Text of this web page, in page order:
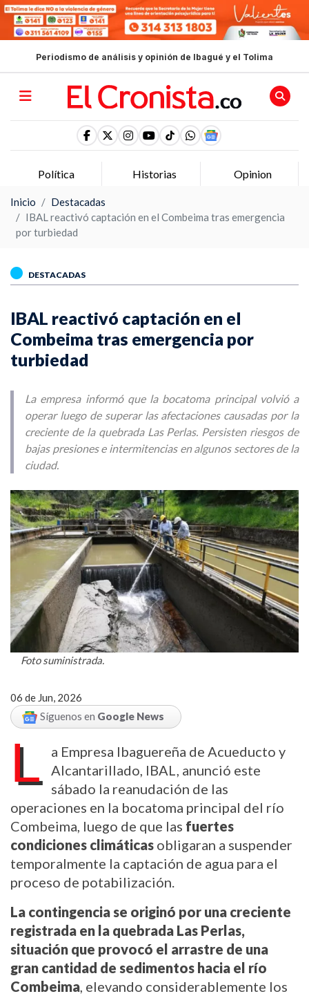
Periodismo de análisis y opinión de Ibagué y el Tolima
Política Historias Opinion
Inicio
Destacadas
IBAL reactivó captación en el Combeima tras emergencia
por turbiedad
DESTACADAS
IBAL reactivó captación en el
Combeima tras emergencia por
turbiedad
La empresa informó que la bocatoma principal volvió a
operar luego de superar las afectaciones causadas por la
creciente de la quebrada Las Perlas. Persisten riesgos de
bajas presiones e intermitencias en algunos sectores de la
ciudad.
Foto suministrada.
06 de Jun, 2026
Síguenos en Google News
L
a Empresa Ibaguereña de Acueducto y
Alcantarillado, IBAL, anunció este
sábado la reanudación de las
operaciones en la bocatoma principal del río
Combeima, luego de que las fuertes
condiciones climáticas obligaran a suspender
temporalmente la captación de agua para el
proceso de potabilización.
La contingencia se originó por una creciente
registrada en la quebrada Las Perlas,
situación que provocó el arrastre de una
gran cantidad de sedimentos hacia el río
Combeima, elevando considerablemente los